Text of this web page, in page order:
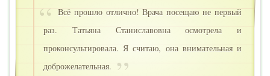
Всё прошло отлично! Врача посещаю не первый
раз. Татьяна Станиславовна осмотрела и
проконсультировала. Я считаю, она внимательная и
доброжелательная.